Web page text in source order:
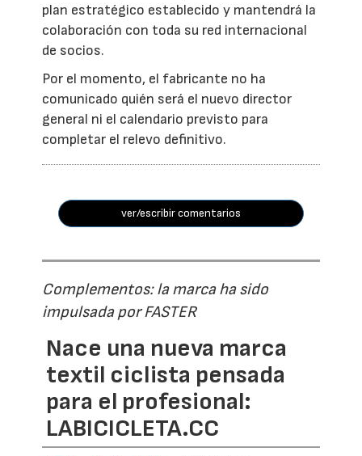
plan estratégico establecido y mantendrá la
colaboración con toda su red internacional
de socios.
Por el momento, el fabricante no ha
comunicado quién será el nuevo director
general ni el calendario previsto para
completar el relevo definitivo.
ver/escribir comentarios
Complementos: la marca ha sido
impulsada por FASTER
Nace una nueva marca
textil ciclista pensada
para el profesional:
LABICICLETA.CC